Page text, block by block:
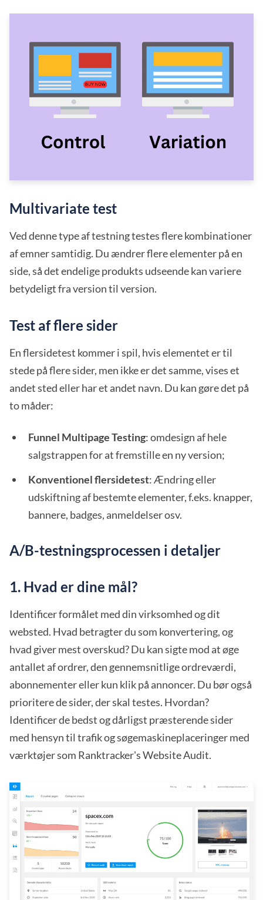
Multivariate test
Ved denne type af testning testes flere kombinationer
af emner samtidig. Du ændrer flere elementer på en
side, så det endelige produkts udseende kan variere
betydeligt fra version til version.
Test af flere sider
En flersidetest kommer i spil, hvis elementet er til
stede på flere sider, men ikke er det samme, vises et
andet sted eller har et andet navn. Du kan gøre det på
to måder:
Funnel Multipage Testing: omdesign af hele
salgstrappen for at fremstille en ny version;
Konventionel flersidetest: Ændring eller
udskiftning af bestemte elementer, f.eks. knapper,
bannere, badges, anmeldelser osv.
A/B-testningsprocessen i detaljer
1. Hvad er dine mål?
Identificer formålet med din virksomhed og dit
websted. Hvad betragter du som konvertering, og
hvad giver mest overskud? Du kan sigte mod at øge
antallet af ordrer, den gennemsnitlige ordreværdi,
abonnementer eller kun klik på annoncer. Du bør også
prioritere de sider, der skal testes. Hvordan?
Identificer de bedst og dårligst præsterende sider
med hensyn til trafik og søgemaskineplaceringer med
værktøjer som Ranktracker's Website Audit.